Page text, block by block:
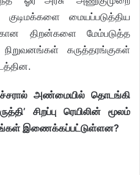
மையப்படுத்திய
திறன்களை மேம்படுத்த
கருத்தரங்குகள்
அண்மையில் தொடங்கி
சிறப்பு ரெயிலின் மூலம்
இணைக்கப்பட்டுள்ளன?